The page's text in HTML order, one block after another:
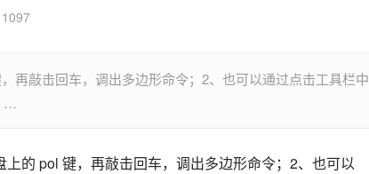
再敲击回车，调出多边形命令；2、也可以通过点击工具栏中
…
的 pol 键，再敲击回车，调出多边形命令；2、也可以